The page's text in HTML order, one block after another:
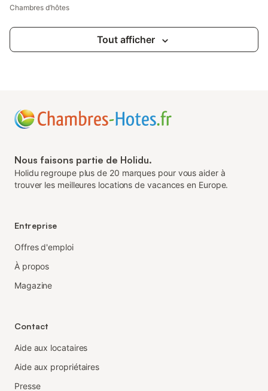
Chambres d’hôtes
Tout afficher
Nous faisons partie de Holidu.
Holidu regroupe plus de 20 marques pour vous aider à
trouver les meilleures locations de vacances en Europe.
Entreprise
Offres d'emploi
À propos
Magazine
Contact
Aide aux locataires
Aide aux propriétaires
Presse